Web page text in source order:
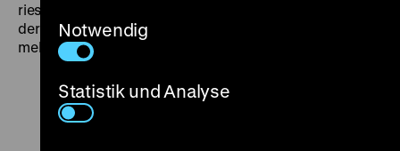
riesigen Erfolg von
der jüdischer Abstammung war, in Deutschland nicht
mehr arbeiten. Er emigrierte in die USA. (cv)
Notwendig
Statistik und Analyse